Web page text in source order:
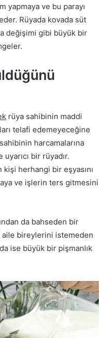
yapmaya ve bu parayı
Rüyada kovada süt
değişimi gibi büyük bir
rüya sahibinin maddi
telafi edemeyeceğine
harcamalarına
bir rüyadır.
herhangi bir eşyasını
ve işlerin ters gitmesini
da bahseden bir
aile bireylerini istemeden
ise büyük bir pişmanlık